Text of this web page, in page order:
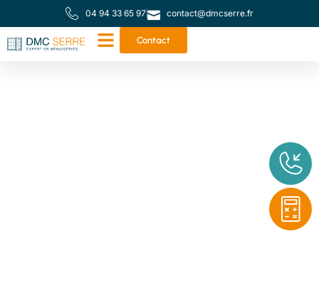
04 94 33 65 97 contact@dmcserre.fr
Contact
Votre partenaire de
proximité pour toutes